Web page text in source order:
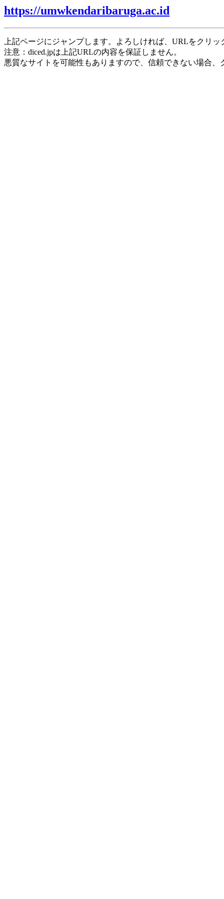
https://umwkendaribaruga.ac.id
上記ページにジャンプします。よろしければ、URLをクリ
注意：diced.jpは上記URLの内容を保証しません。
悪質なサイトを可能性もありますので、信頼できない場合、